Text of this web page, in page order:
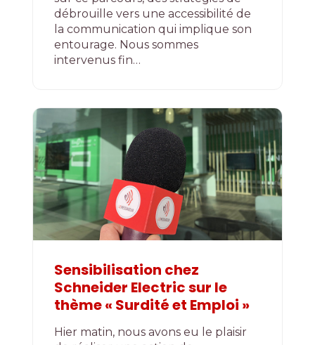
débrouille vers une accessibilité de
la communication qui implique son
entourage. Nous sommes
intervenus fin…
Sensibilisation chez
Schneider Electric sur le
thème « Surdité et Emploi »
Hier matin, nous avons eu le plaisir